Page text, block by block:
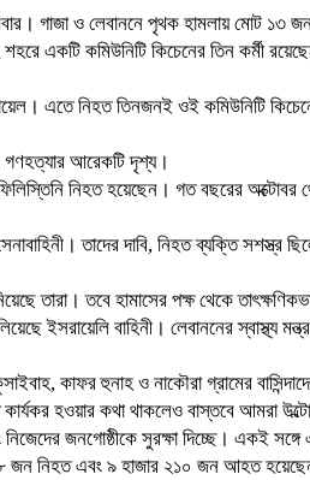
গাজা ও লেবাননে পৃথক হামলায় মোট
একটি কমিউনিটি কিচেনের তিন কর্মী
এতে নিহত তিনজনই ওই কমিউনিটি
গণহত্যার আরেকটি দৃশ্য।
নিহত হয়েছেন। গত বছরের অক্টোবর
তাদের দাবি, নিহত ব্যক্তি সশস্ত্র
তারা। তবে হামাসের পক্ষ থেকে
ইসরায়েলি বাহিনী। লেবাননের
হুনাহ ও নাকৌরা গ্রামের বাসিন্দাদের
কার্যকর হওয়ার কথা থাকলেও বাস্তবে আমরা
জনগোষ্ঠীকে সুরক্ষা দিচ্ছে। একই
জন নিহত এবং ৯ হাজার ২১০ জন আহত